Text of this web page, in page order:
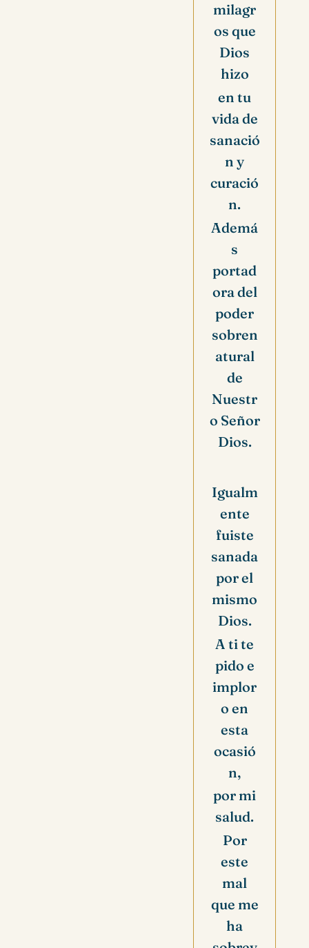
milagr
os que
Dios
hizo
en tu
vida de
sanació
n y
curació
n.
Ademá
s
portad
ora del
poder
sobren
atural
de
Nuestr
o Señor
Dios.
Igualm
ente
fuiste
sanada
por el
mismo
Dios.
A ti te
pido e
implor
o en
esta
ocasió
n,
por mi
salud.
Por
este
mal
que me
ha